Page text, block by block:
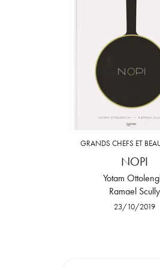
GRANDS CHEFS ET
NOPI
Yotam
Ramael Scully
23/10/2019